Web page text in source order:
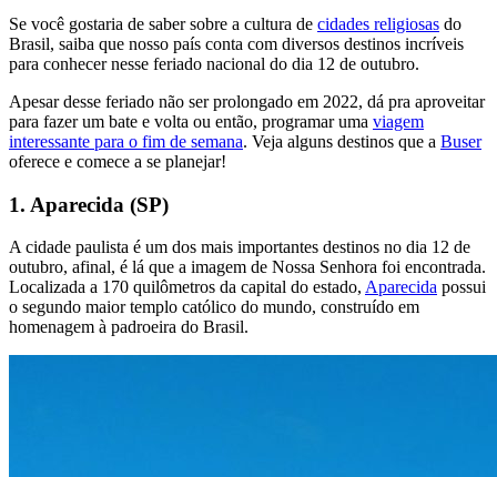
Se você gostaria de saber sobre a cultura de cidades religiosas do
Brasil, saiba que nosso país conta com diversos destinos incríveis
para conhecer nesse feriado nacional do dia 12 de outubro.
Apesar desse feriado não ser prolongado em 2022, dá pra aproveitar
para fazer um bate e volta ou então, programar uma viagem
interessante para o fim de semana. Veja alguns destinos que a Buser
oferece e comece a se planejar!
1. Aparecida (SP)
A cidade paulista é um dos mais importantes destinos no dia 12 de
outubro, afinal, é lá que a imagem de Nossa Senhora foi encontrada.
Localizada a 170 quilômetros da capital do estado, Aparecida possui
o segundo maior templo católico do mundo, construído em
homenagem à padroeira do Brasil.